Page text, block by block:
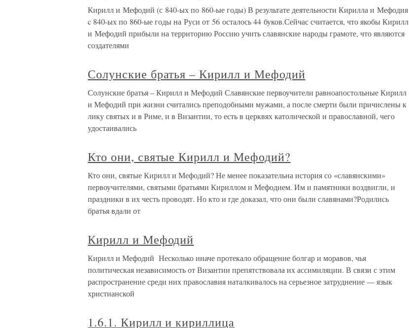
Кирилл и Мефодий (с 840-ых по 860-ые годы) В результате деятельности Кирилла и Мефодия
c 840-ых по 860-ые годы на Руси от 56 осталось 44 буков.Сейчас считается, что якобы Кирилл
и Мефодий прибыли на территорию Россию учить славянские народы грамоте, что являются
создателями
Солунские братья – Кирилл и Мефодий
Солунские братья – Кирилл и Мефодий Славянские первоучители равноапостольные Кирилл
и Мефодий при жизни считались преподобными мужами, а после смерти были причислены к
лику святых и в Риме, и в Византии, то есть в церквях католической и православной, чего
удостаивались
Кто они, святые Кирилл и Мефодий?
Кто они, святые Кирилл и Мефодий? Не менее показательна история со «славянскими»
первоучителями, святыми братьями Кириллом и Мефодием. Им и памятники воздвигли, и
праздники в их честь проводят. Но кто и где доказал, что они были славянами?Родились
братья вдали от
Кирилл и Мефодий
Кирилл и Мефодий Несколько иначе протекало обращение болгар и моравов, чья
политическая независимость от Византии препятствовала их ассимиляции. В связи с этим
распространение среди них православия наталкивалось на серьезное затруднение — язык
христианской
1.6.1. Кирилл и кириллица